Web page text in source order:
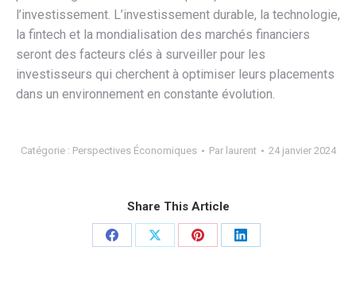
l’investissement. L’investissement durable, la technologie,
la fintech et la mondialisation des marchés financiers
seront des facteurs clés à surveiller pour les
investisseurs qui cherchent à optimiser leurs placements
dans un environnement en constante évolution.
Catégorie : Perspectives Économiques Par laurent 24 janvier 2024
Share This Article
PartagerPartagerPartagerPartager